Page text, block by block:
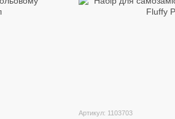
Артикул: 1103703